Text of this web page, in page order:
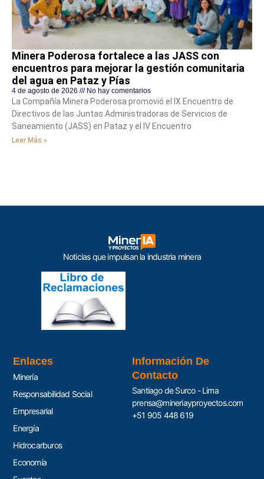
Minera Poderosa fortalece a las JASS con
encuentros para mejorar la gestión comunitaria
del agua en Pataz y Pías
4 de agosto de 2026 No hay comentarios
La Compañía Minera Poderosa promovió el IX Encuentro de
Directivos de las Juntas Administradoras de Servicios de
Saneamiento (JASS) en Pataz y el IV Encuentro
Leer Más »
Noticias que impulsan la industria minera
Enlaces
Minería
Responsabilidad Social
Empresarial
Energía
Hidrocarburos
Economía
Información De
Contacto
Santiago de Surco - Lima
prensa@mineriayproyectos.com
+51 905 448 619